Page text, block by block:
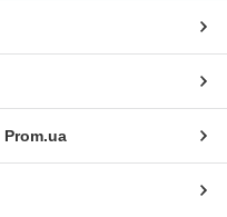
Prom.ua